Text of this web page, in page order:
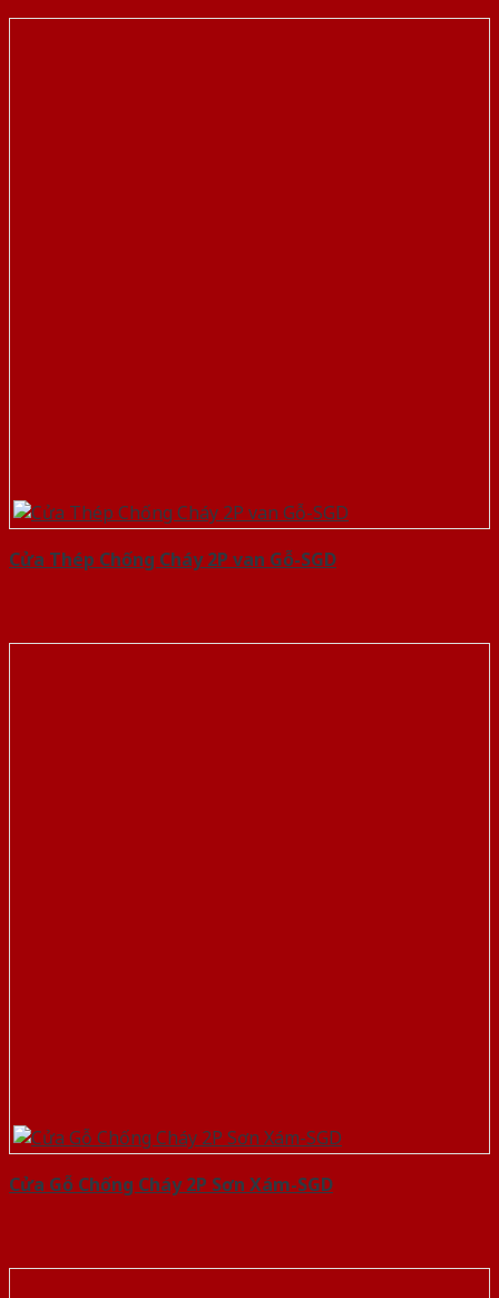
Cửa Thép Chống Cháy 2P van Gỗ-SGD
Cửa Gỗ Chống Cháy 2P Sơn Xám-SGD